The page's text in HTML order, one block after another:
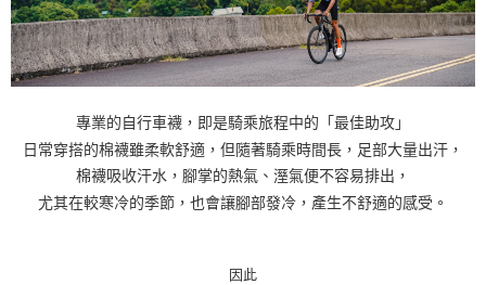
專業的自行車襪，即是騎乘旅程中的「最佳助攻」
日常穿搭的棉襪雖柔軟舒適，但隨著騎乘時間長，足部大量出汗，
棉襪吸收汗水，腳掌的熱氣、溼氣便不容易排出，
尤其在較寒冷的季節，也會讓腳部發冷，產生不舒適的感受。
因此